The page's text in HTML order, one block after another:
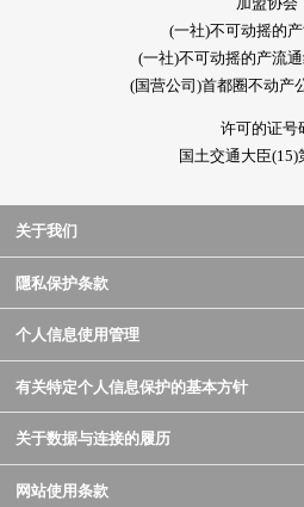
(一社)不可动摇的
(一社)不可动摇的产流
(国营公司)首都圈不动产
许可的证号
国土交通大臣(15)
关于我们
隱私保护条款
个人信息使用管理
有关特定个人信息保护的基本方针
关于数据与连接的履历
网站使用条款